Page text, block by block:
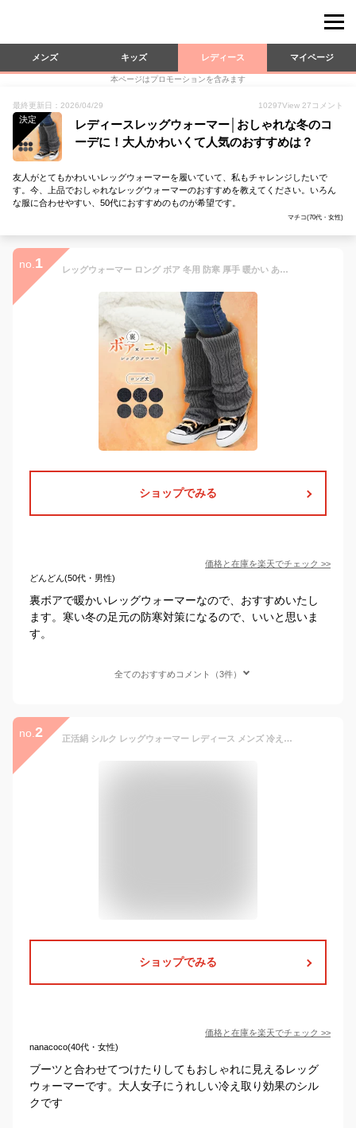
メンズ キッズ レディース マイページ
本ページはプロモーションを含みます
最終更新日：2026/04/29 10297View 27 コメント
決定
レディースレッグウォーマー│おしゃれな冬のコ
ーデに！大人かわいくて人気のおすすめは？
友人がとてもかわいいレッグウォーマーを履いていて、私もチャレンジしたいで
す。今、上品でおしゃれなレッグウォーマーのおすすめを教えてください。いろん
な服に合わせやすい、50代におすすめのものが希望です。
マチコ(70代・女性)
no. 1 レッグウォーマー ロング ボア 冬用 防寒 厚手 暖かい あったか 裏起毛 かわいい 保温 ロング丈 ゆったり 防寒対策 冬 冷え取り ルームウェア アウトドア レディース 無地 シンプル 縄編み もこもこ ふわふわ po *y3-1t
ショップでみる
価格と在庫を楽天でチェック >>
どんどん(50代・男性)
裏ボアで暖かいレッグウォーマーなので、おすすめいたし
ます。寒い冬の足元の防寒対策になるので、いいと思いま
す。
全てのおすすめコメント（3件）
no. 2 正活絹 シルク レッグウォーマー レディース メンズ 冷えとり 冷え取り 絹100% あたたかい 防寒 冷房対策 日本製 841
ショップでみる
価格と在庫を楽天でチェック >>
nanacoco(40代・女性)
ブーツと合わせてつけたりしてもおしゃれに見えるレッグ
ウォーマーです。大人女子にうれしい冷え取り効果のシル
クです